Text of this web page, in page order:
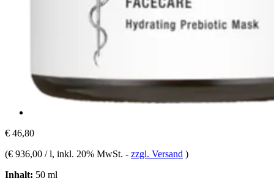
€ 46,80
(€ 936,00 / l, inkl. 20% MwSt. - zzgl. Versand )
Inhalt: 50 ml